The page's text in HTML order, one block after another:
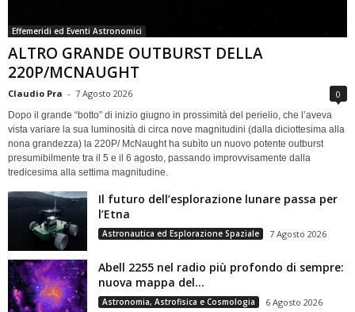
Effemeridi ed Eventi Astronomici
ALTRO GRANDE OUTBURST DELLA
220P/MCNAUGHT
Claudio Pra - 7 Agosto 2026 0
Dopo il grande “botto” di inizio giugno in prossimità del perielio, che l’aveva
vista variare la sua luminosità di circa nove magnitudini (dalla diciottesima alla
nona grandezza) la 220P/ McNaught ha subìto un nuovo potente outburst
presumibilmente tra il 5 e il 6 agosto, passando improvvisamente dalla
tredicesima alla settima magnitudine.
Il futuro dell’esplorazione lunare passa per
l’Etna
Astronautica ed Esplorazione Spaziale 7 Agosto 2026
Abell 2255 nel radio più profondo di sempre:
nuova mappa del...
Astronomia, Astrofisica e Cosmologia 6 Agosto 2026